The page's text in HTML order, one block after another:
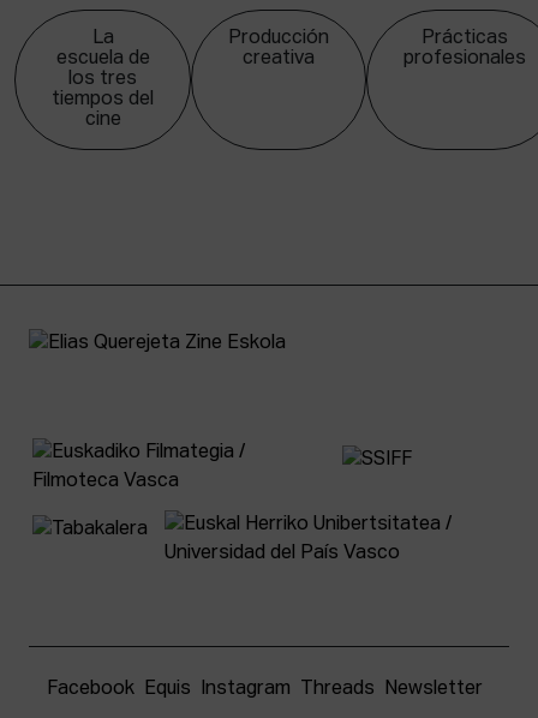
La
escuela de
los tres
tiempos del
cine
Producción
creativa
Prácticas
profesionales
Facebook Equis Instagram Threads Newsletter